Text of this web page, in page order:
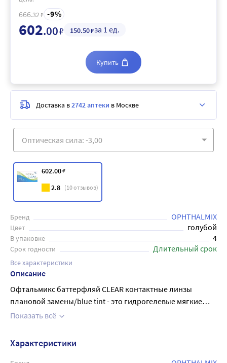
602.00₽
2.8 (10отзывов)
Бренд OPHTHALMIX
Цвет голубой
В упаковке 4
Срок годности Длительный срок
Все характеристики
Описание
Офтальмикс баттерфляй CLEAR контактные линзы
плановой замены/blue tint - это гидрогелевые мягкие
контактные линзы с рекомендованным сроком замены
для дневного режима ношения. Такой режим
предполагает ношение изделий не более 10 часов в
Показать всё
666.32 ₽ 9
602.00₽ 150.50₽за 1 ед.
Купить
Доставка в2742 аптеки в Москве
Характеристики